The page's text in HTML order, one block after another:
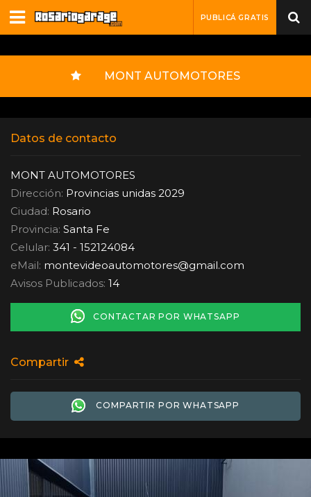
PUBLICÁ GRATIS
MONT AUTOMOTORES
Datos de contacto
MONT AUTOMOTORES
Dirección: Provincias unidas 2029
Ciudad: Rosario
Provincia: Santa Fe
Celular: 341 - 152124084
eMail: montevideoautomotores@gmail.com
Avisos Publicados: 14
CONTACTAR POR WHATSAPP
Compartir
COMPARTIR POR WHATSAPP